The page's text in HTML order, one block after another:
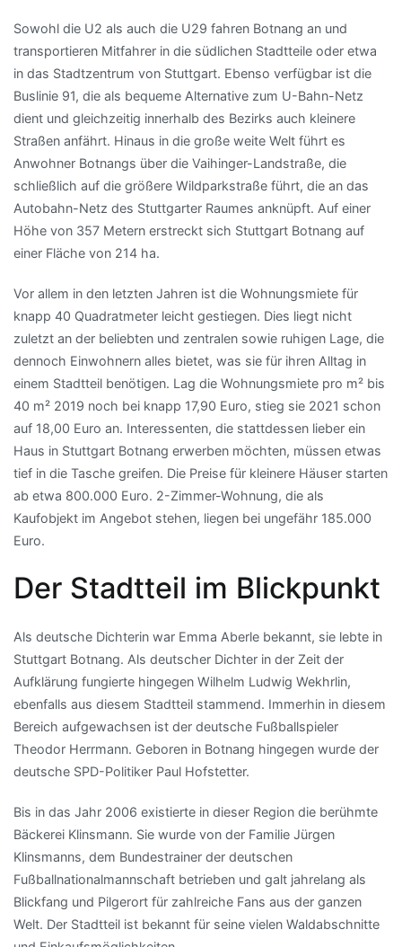
Sowohl die U2 als auch die U29 fahren Botnang an und
transportieren Mitfahrer in die südlichen Stadtteile oder etwa
in das Stadtzentrum von Stuttgart. Ebenso verfügbar ist die
Buslinie 91, die als bequeme Alternative zum U-Bahn-Netz
dient und gleichzeitig innerhalb des Bezirks auch kleinere
Straßen anfährt. Hinaus in die große weite Welt führt es
Anwohner Botnangs über die Vaihinger-Landstraße, die
schließlich auf die größere Wildparkstraße führt, die an das
Autobahn-Netz des Stuttgarter Raumes anknüpft. Auf einer
Höhe von 357 Metern erstreckt sich Stuttgart Botnang auf
einer Fläche von 214 ha.
Vor allem in den letzten Jahren ist die Wohnungsmiete für
knapp 40 Quadratmeter leicht gestiegen. Dies liegt nicht
zuletzt an der beliebten und zentralen sowie ruhigen Lage, die
dennoch Einwohnern alles bietet, was sie für ihren Alltag in
einem Stadtteil benötigen. Lag die Wohnungsmiete pro m² bis
40 m² 2019 noch bei knapp 17,90 Euro, stieg sie 2021 schon
auf 18,00 Euro an. Interessenten, die stattdessen lieber ein
Haus in Stuttgart Botnang erwerben möchten, müssen etwas
tief in die Tasche greifen. Die Preise für kleinere Häuser starten
ab etwa 800.000 Euro. 2-Zimmer-Wohnung, die als
Kaufobjekt im Angebot stehen, liegen bei ungefähr 185.000
Euro.
Der Stadtteil im Blickpunkt
Als deutsche Dichterin war Emma Aberle bekannt, sie lebte in
Stuttgart Botnang. Als deutscher Dichter in der Zeit der
Aufklärung fungierte hingegen Wilhelm Ludwig Wekhrlin,
ebenfalls aus diesem Stadtteil stammend. Immerhin in diesem
Bereich aufgewachsen ist der deutsche Fußballspieler
Theodor Herrmann. Geboren in Botnang hingegen wurde der
deutsche SPD-Politiker Paul Hofstetter.
Bis in das Jahr 2006 existierte in dieser Region die berühmte
Bäckerei Klinsmann. Sie wurde von der Familie Jürgen
Klinsmanns, dem Bundestrainer der deutschen
Fußballnationalmannschaft betrieben und galt jahrelang als
Blickfang und Pilgerort für zahlreiche Fans aus der ganzen
Welt. Der Stadtteil ist bekannt für seine vielen Waldabschnitte